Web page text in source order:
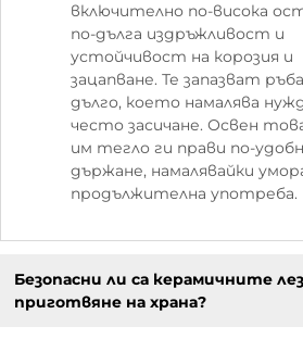
включително по-висока
по-дълга издръжливост и
устойчивост на корозия и
зацапване. Те запазват
дълго, което намалява
често засичане. Освен
им тегло ги прави по-
държане, намалявайки
продължителна употреба.
Безопасни ли са керамичните
приготвяне на храна?